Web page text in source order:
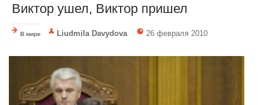
Виктор ушел, Виктор пришел
В мире Liudmila Davydova 26 февраля 2010